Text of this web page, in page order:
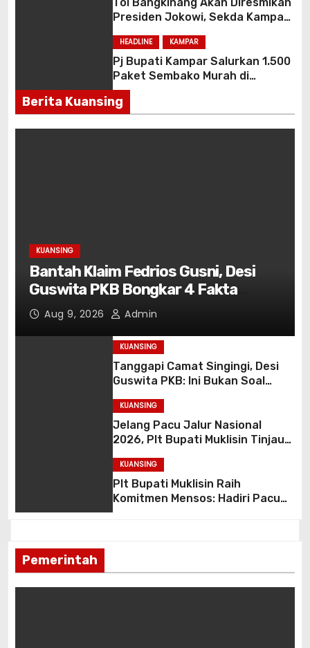
Presiden Jokowi, Sekda Kampar
Persiapan
HEADLINE KAMPAR
Pj Bupati Kampar Salurkan 1.500
Paket Sembako Murah di
Kecamatan Bangkinang Mota
Berita Kuansing
KUANSING
Bantah Klaim Fedrios Gusni, Desi
Guswita PKB Bongkar 4 Fakta
Teknis Perjuangan Jalan Simpang
Sambung
Aug 9, 2026 Admin
KUANSING
Tanggapi Camat Singingi, Desi
Guswita PKB: Ini Bukan Soal
Koordinasi Kooperatif!
KUANSING
Jelang Pacu Jalur Nasional
2026, Plt Bupati Muklisin Tinjau
KUANSING
Plt Bupati Muklisin Raih
Komitmen Mensos: Hadiri Pacu
Pemerintah